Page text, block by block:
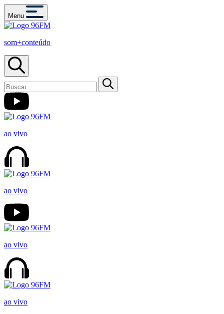
Menu
som+conteúdo
ao vivo
ao vivo
ao vivo
ao vivo